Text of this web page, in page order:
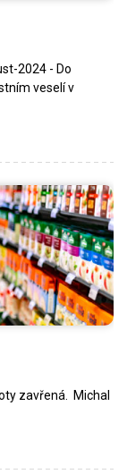
2024 - Do
veselí v
zavřená. Michal